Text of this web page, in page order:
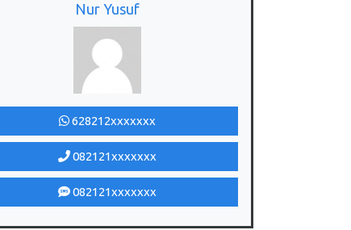
Nur Yusuf
628212xxxxxxx
082121xxxxxxx
082121xxxxxxx